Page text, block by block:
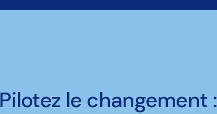
Pilotez le changement :